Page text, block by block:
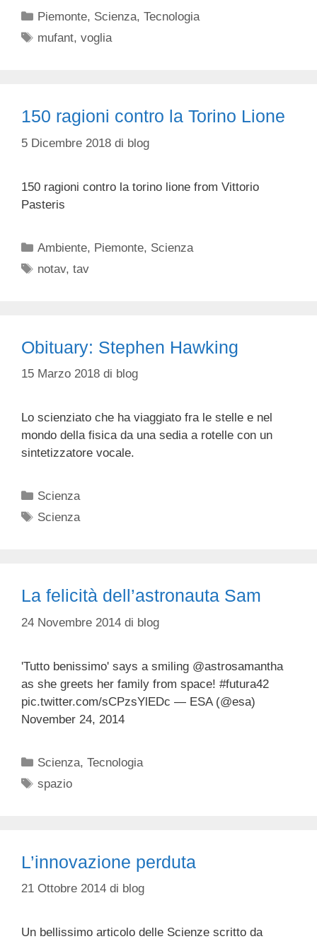
Categorie
Piemonte, Scienza,Tecnologia
Tag
mufant,voglia
150 ragioni contro la Torino Lione
5 Dicembre 2018 di blog
150 ragioni contro la torino lione from Vittorio
Pasteris
Categorie
Ambiente, Piemonte, Scienza
Tag
notav,tav
Obituary: Stephen Hawking
15 Marzo 2018 di blog
Lo scienziato che ha viaggiato fra le stelle e nel
mondo della fisica da una sedia a rotelle con un
sintetizzatore vocale.
Categorie
Scienza
Tag
Scienza
La felicità dell’astronauta Sam
24 Novembre 2014 di blog
'Tutto benissimo' says a smiling @astrosamantha
as she greets her family from space! #futura42
pic.twitter.com/sCPzsYlEDc — ESA (@esa)
November 24, 2014
Categorie
Scienza,Tecnologia
Tag
spazio
L’innovazione perduta
21 Ottobre 2014 di blog
Un bellissimo articolo delle Scienze scritto da